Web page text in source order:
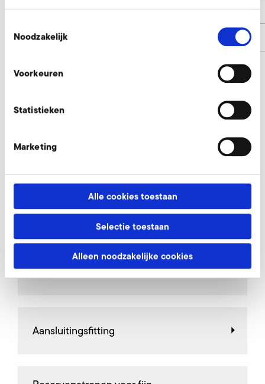
Noodzakelijk
Voorkeuren
Statistieken
Marketing
Alle cookies toestaan
Selectie toestaan
Alleen noodzakelijke cookies
Artikelnummer
9017383
druk- en zuigzijde aanvragen
Andere toebehoordelen SD 20 M, SE 20
AirKnife
Aansluitingsfitting